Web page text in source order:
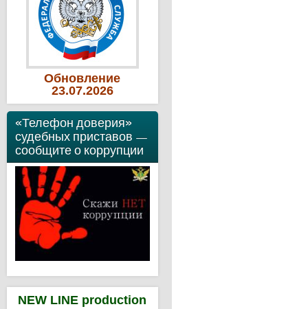
Обновление
23.07.2026
«Телефон доверия»
судебных приставов —
сообщите о коррупции
NEW LINE production